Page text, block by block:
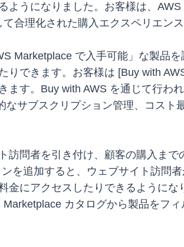
うになりました。お客様は、
合理化された購入エクスペリエンス
Marketplace で入手可能」な製品
できます。お客様は [Buy with
す。Buy with AWS を通じて行わ
サブスクリプション管理、コス
訪問者を引き付け、顧客の購入ま
を追加すると、ウェブサイト訪問
金にアクセスしたりできるように
カタログから製品をフ